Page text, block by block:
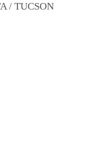
/ TUCSON